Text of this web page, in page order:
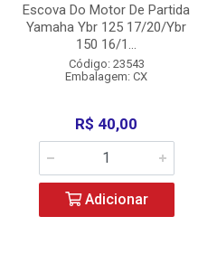
Escova Do Motor De Partida
Yamaha Ybr 125 17/20/Ybr
150 16/1...
Código: 23543
Embalagem: CX
R$ 40,00
Adicionar